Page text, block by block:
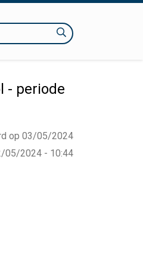
- periode
op 03/05/2024
05/2024 - 10:44